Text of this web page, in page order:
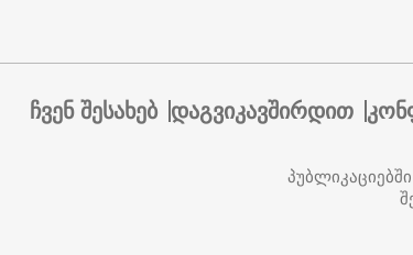
ჩვენ შესახებ დაგვიკავშირდით